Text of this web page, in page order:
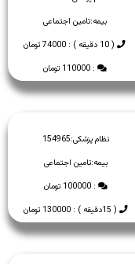
بیمه:تامین اجتماعی
( 10 دقیقه ) : 74000 تومان
: 110000 تومان
نظام پزشکی:154965
بیمه:تامین اجتماعی
: 100000 تومان
( 15دقیقه ) : 130000 تومان